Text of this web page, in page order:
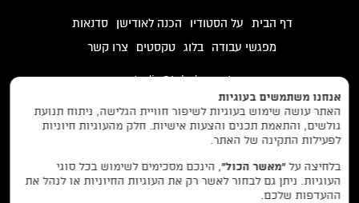
דף הבית על הסטודיו הכנה לאודישן
סדנאות
מפגשי עבודה
בלוג טקסטים צרו קשר
studio@taleden.net
0557757109
יצחק שדה 34, תל אביב
עיצוב והקמת אתרים: סטודיו גורילות.
אנחנו משתמשים בעוגיות
האתר עושה שימוש בעוגיות לשיפור חוויית הגלישה, ניתוח תנועת
גולשים, והתאמת תכנים והצעות אישיות. חלק מהעוגיות חיוניות
לפעילות התקינה של האתר.
בלחיצה על“מאשר הכול”, הינכם מסכימים לשימוש בכל סוגי
העוגיות. ניתן גם לבחור לאשר רק את העוגיות החיוניות או לנהל את
ההעדפות שלכם.